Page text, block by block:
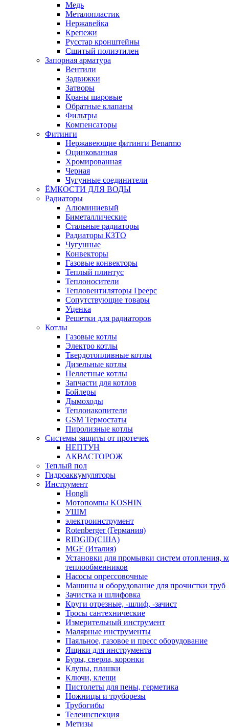
Медь
Металопластик
Нержавейка
Крепежи
Русстар кронштейны
Сшитый полиэтилен
Запорная арматура
Вентили
Задвижки
Затворы
Краны шаровые
Обратные клапаны
Фильтры
Компенсаторы
Фитинги
Нержавеющие фитинги Benarmo
Оцинкованная
Хромированная
Черная
Чугунные соединители
ЁМКОСТИ ДЛЯ ВОДЫ
Радиаторы
Алюминиевый
Биметаллические
Стальные радиаторы
Радиаторы КЗТО
Чугунные
Конвекторы
Газовые конвекторы
Теплый плинтус
Теплоносители
Тепловентиляторы Греерс
Сопутствующие товары
Уценка
Решетки для радиаторов
Котлы
Газовые котлы
Электро котлы
Твердотопливные котлы
Дизельные котлы
Пеллетные котлы
Запчасти для котлов
Бойлеры
Дымоходы
Теплонакопители
GSM Термостаты
Пиролизные котлы
Системы защиты от протечек
НЕПТУН
АКВАСТОРОЖ
Теплый пол
Гидроаккумуляторы
Инструмент
Hongli
Мотопомпы KOSHIN
УШМ
электроинструмент
Rotenberger (Германия)
RIDGID(США)
MGF (Италия)
Установки для промывки систем отопления,
теплообменников
Насосы опрессовочные
Машины и оборудование для прочистки труб
Зачистка и шлифовка
Круги отрезные, -шлиф, -зачист
Тросы сантехнические
Измерительный инструмент
Малярные инструменты
Паяльное, газовое и пресс оборудование
Ящики для инструмента
Буры, сверла, коронки
Клупы, плашки
Ключи, клещи
Пистолеты для пены, герметика
Ножницы и труборезы
Трубогибы
Телеинспекция
Метизы